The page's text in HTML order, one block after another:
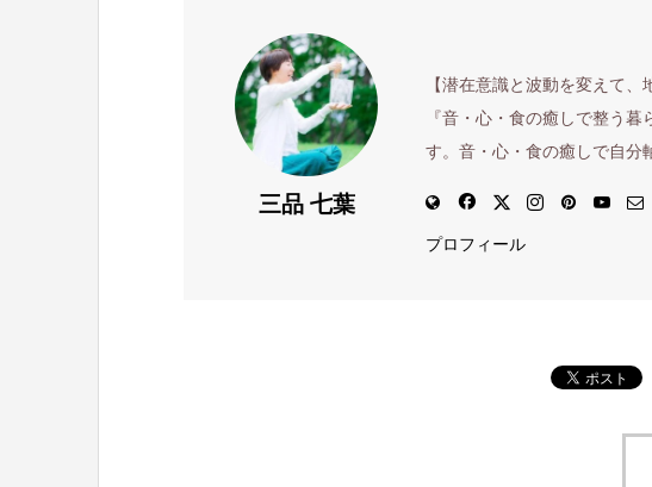
三品 七葉
【潜在意識と波動を変えて
『音・心・食の癒しで整う
す。音・心・食の癒しで自分
プロフィール